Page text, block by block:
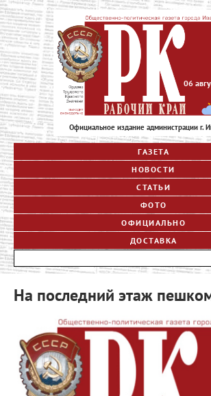
Официальное издание администрации г.
06
ГАЗЕТА
НОВОСТИ
СТАТЬИ
ФОТО
ОФИЦИАЛЬНО
ДОСТАВКА
На последний этаж